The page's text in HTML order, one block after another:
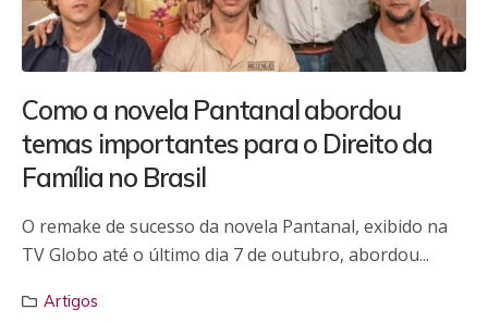
Como a novela Pantanal abordou
temas importantes para o Direito da
Família no Brasil
O remake de sucesso da novela Pantanal, exibido na
TV Globo até o último dia 7 de outubro, abordou...
Artigos